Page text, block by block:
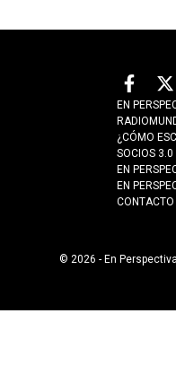
EN
¿CÓMO
SOCIOS 3.0
EN
EN
CONTACTO
© 2026 - En